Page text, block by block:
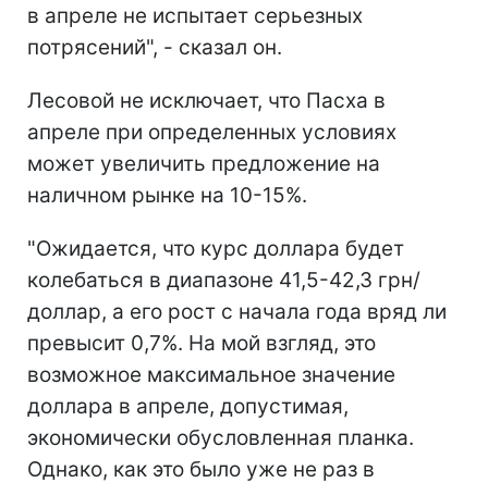
в апреле не испытает серьезных
потрясений", - сказал он.
Лесовой не исключает, что Пасха в
апреле при определенных условиях
может увеличить предложение на
наличном рынке на 10-15%.
"Ожидается, что курс доллара будет
колебаться в диапазоне 41,5-42,3 грн/
доллар, а его рост с начала года вряд ли
превысит 0,7%. На мой взгляд, это
возможное максимальное значение
доллара в апреле, допустимая,
экономически обусловленная планка.
Однако, как это было уже не раз в